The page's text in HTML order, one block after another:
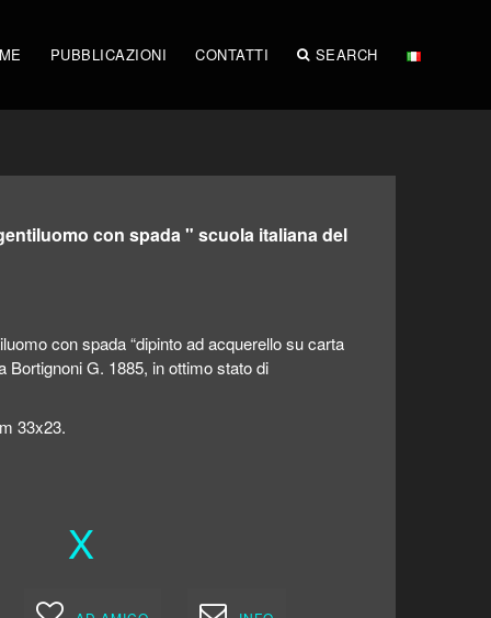
PUBBLICAZIONI CONTATTI SEARCH
con spada " scuola italiana del
con spada “dipinto ad acquerello su carta
G. 1885, in ottimo stato di
33x23.
X